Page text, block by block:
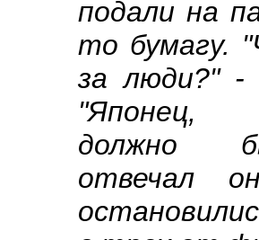
подали на
то бумагу.
за люди?" -
"Японец,
должно
отвечал